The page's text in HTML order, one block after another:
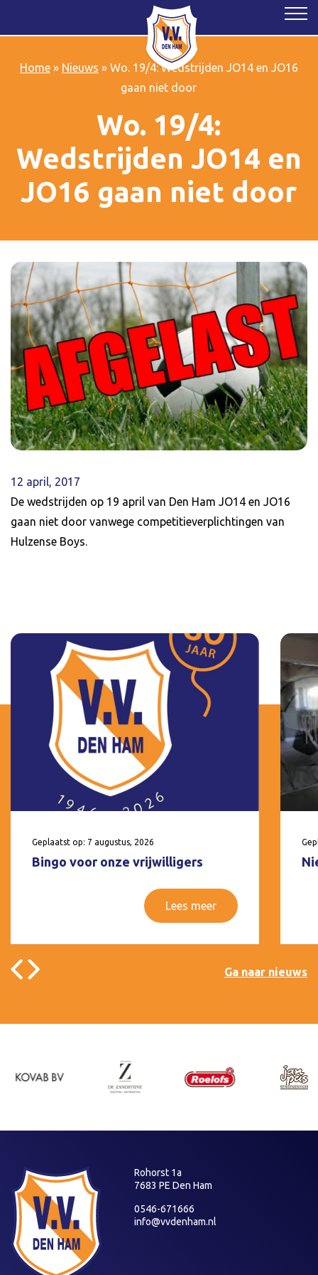
Home» Nieuws » Wo. 19/4: Wedstrijden JO14 en JO16
gaan niet door
Wo. 19/4:
Wedstrijden JO14 en
JO16 gaan niet door
12 april, 2017
De wedstrijden op 19 april van Den Ham JO14 en JO16
gaan niet door vanwege competitieverplichtingen van
Hulzense Boys.
Geplaatst op: 7 augustus, 2026
Bingo voor onze vrijwilligers
Lees meer
Ga naar nieuws
Rohorst 1a
7683 PE Den Ham
0546-671666
info@vvdenham.nl